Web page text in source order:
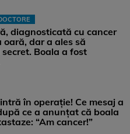
diagnosticată cu cancer
dar a ales să
Boala a fost
în operație! Ce mesaj a
ce a anunțat că boala
“Am cancer!”